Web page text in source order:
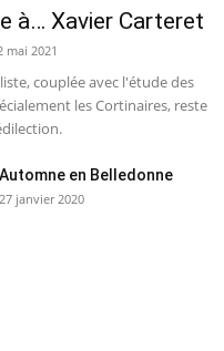
à… Xavier Carteret
mai 2021
couplée avec l'étude des
les Cortinaires, reste
Automne en Belledonne
27 janvier 2020